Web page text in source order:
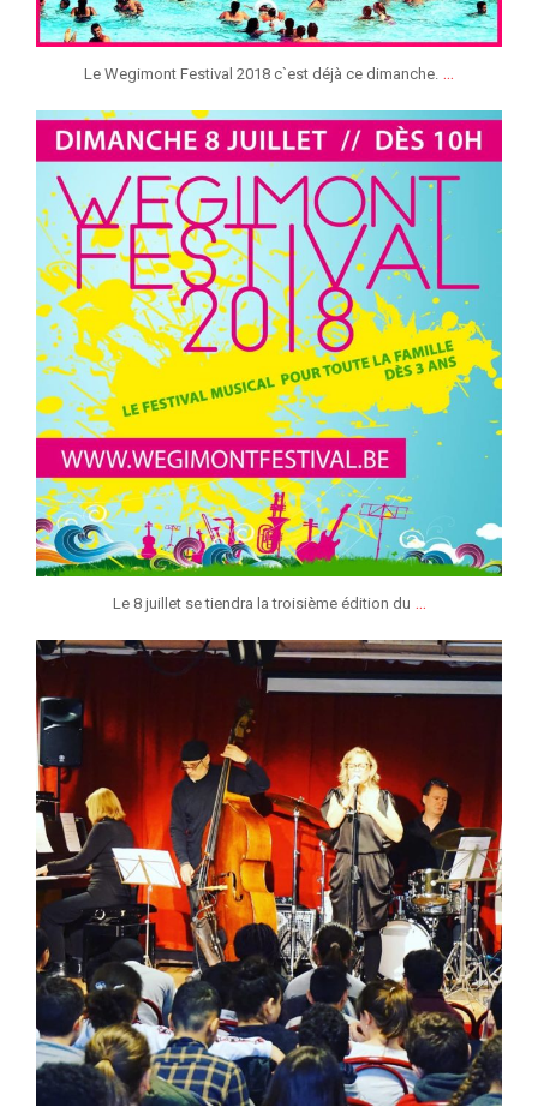
Le Wegimont Festival 2018 c`est déjà ce dimanche. ...
jeunessesmusicaleslg
Juin 13
Le 8 juillet se tiendra la troisième édition du ...
jeunessesmusicaleslg
Mar 9